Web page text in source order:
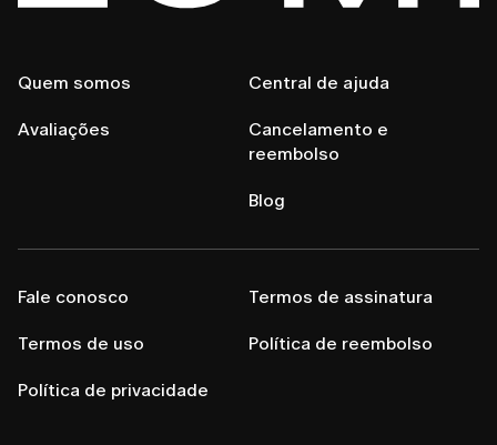
Quem somos
Avaliações
Central de ajuda
Cancelamento e
reembolso
Blog
Fale conosco
Termos de uso
Política de privacidade
Termos de assinatura
Política de reembolso